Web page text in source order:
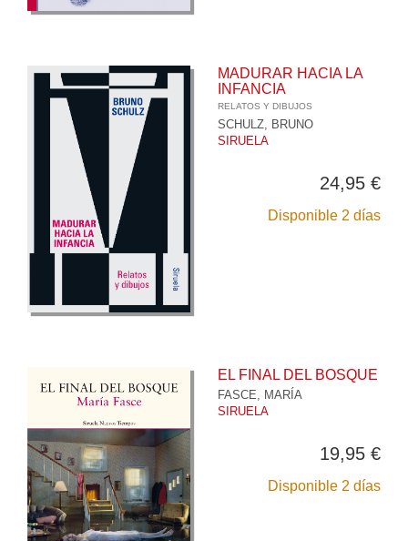
MADURAR HACIA LA
INFANCIA
RELATOS Y DIBUJOS
SCHULZ, BRUNO
SIRUELA
24,95 €
Disponible 2 días
EL FINAL DEL BOSQUE
FASCE, MARÍA
SIRUELA
19,95 €
Disponible 2 días